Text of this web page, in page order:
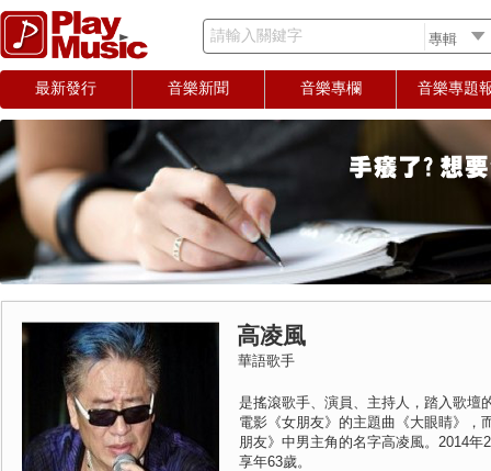
請輸入關鍵字
最新發行 音樂新聞 音樂專欄 音樂專題
高凌風
華語歌手
是搖滾歌手、演員、主持人，踏入歌壇
電影《女朋友》的主題曲《大眼睛》，
朋友》中男主角的名字高凌風。2014年
享年63歲。